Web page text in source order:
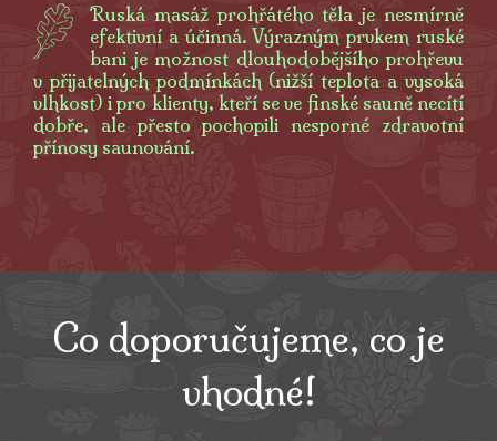
Ruská masáž prohřátého těla je nesmírně
efektivní a účinná. Výrazným prvkem ruské
bani je možnost dlouhodobějšího prohřevu
v přijatelných podmínkách (nižší teplota a vysoká
vlhkost) i pro klienty, kteří se ve finské sauně necítí
dobře, ale přesto pochopili nesporné zdravotní
přínosy saunování.
Co doporučujeme, co je
vhodné!